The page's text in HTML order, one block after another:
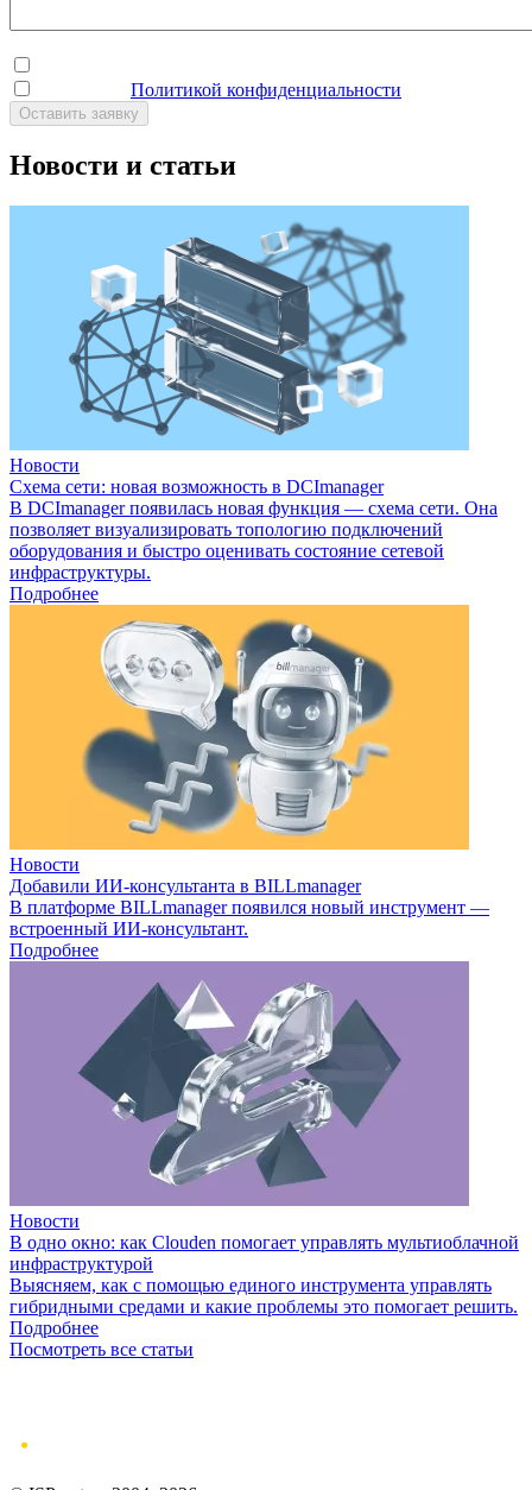
Политикой конфиденциальности
Новости и статьи
Новости
Схема сети: новая возможность в DCImanager
В DCImanager появилась новая функция — схема сети. Она
позволяет визуализировать топологию подключений
оборудования и быстро оценивать состояние сетевой
инфраструктуры.
Подробнее
Новости
Добавили ИИ-консультанта в BILLmanager
В платформе BILLmanager появился новый инструмент —
встроенный ИИ-консультант.
Подробнее
Новости
В одно окно: как Clouden помогает управлять мультиоблачной
инфраструктурой
Выясняем, как с помощью единого инструмента управлять
гибридными средами и какие проблемы это помогает решить.
Подробнее
Посмотреть все статьи